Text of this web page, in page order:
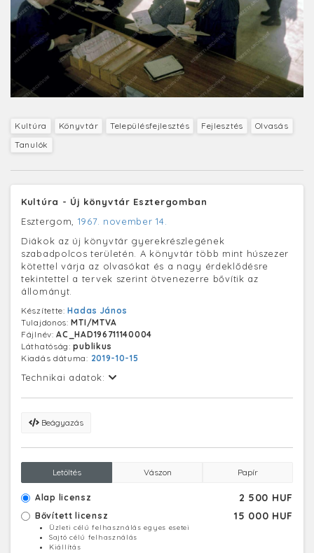
Kultúra Könyvtár Településfejlesztés Fejlesztés
Olvasás
Tanulók
Kultúra - Új könyvtár Esztergomban
Esztergom, 1967. november 14.
Diákok az új könyvtár gyerekrészlegének
szabadpolcos területén. A könyvtár több mint húszezer
kötettel várja az olvasókat és a nagy érdeklődésre
tekintettel a tervek szerint ötvenezerre bővítik az
állományt.
Készítette:Hadas János
Tulajdonos:MTI/MTVA
Fájlnév:AC_HAD196711140004
Láthatóság:publikus
Kiadás dátuma: 2019-10-15
Technikai adatok:
Beágyazás
Letöltés Vászon Papír
Alap licensz 2 500 HUF
Bővített licensz 15 000 HUF
Üzleti célú felhasználás egyes esetei
Sajtó célú felhasználás
Kiállítás